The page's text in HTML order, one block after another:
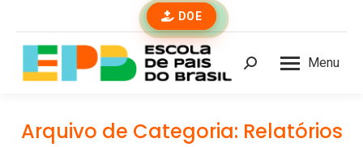
DOE
Menu
Buscar
Arquivo de Categoria: Relatórios